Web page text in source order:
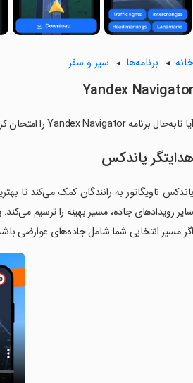
خانه برنامه‌ها سیر و سفر
Yandex Navigator
آیا تابه‌حال برنامه Yandex Navigator را امتحان کرده‌اید؟ این برنامه با امکانات کاربردی و ویژگی‌هایی خاص، تجربه‌ای متفاوت را برای شما رقم می‌زند.
هدایتگر یاندکس
یاندکس ناویگاتور به رانندگان کمک می‌کند تا
سایر رویدادهای جاده، مسیر بهینه را ترسیم
اگر مسیر انتخابی شما شامل جاده‌های عوارضی